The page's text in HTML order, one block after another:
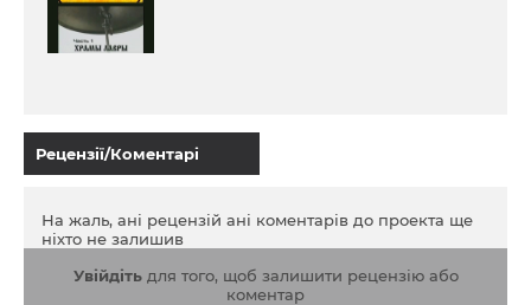
Рецензії/Коментарі
На жаль, ані рецензій ані коментарів до проекта ще
ніхто не залишив
Увійдітьдля того, щоб залишити рецензію або
коментар